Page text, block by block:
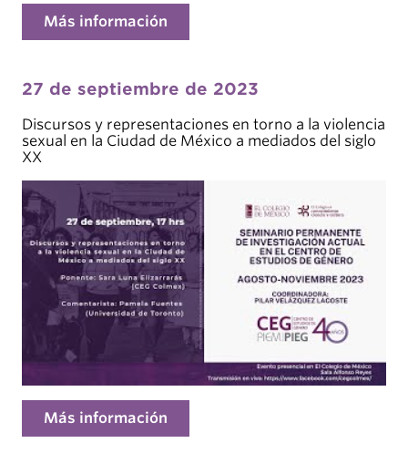
Más información
27 de septiembre de 2023
Discursos y representaciones en torno a la violencia
sexual en la Ciudad de México a mediados del siglo
XX
Más información